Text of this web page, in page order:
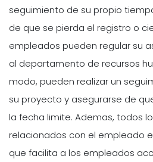
seguimiento de su propio
de que se pierda el registro o
empleados pueden regular su
al departamento de recursos
modo, pueden realizar un
su proyecto y asegurarse de
la fecha limite. Ademas, todos
relacionados con el empleado
que facilita a los empleados